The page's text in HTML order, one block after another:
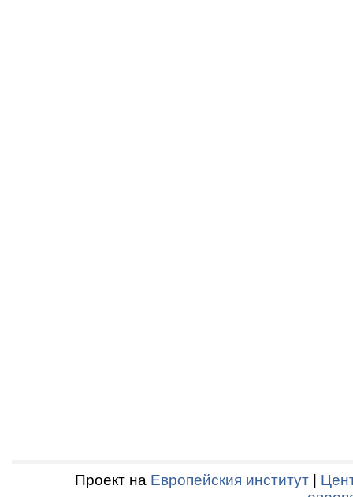
Проект на Европейския институт